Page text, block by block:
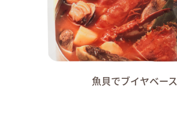
魚貝でブイヤベース